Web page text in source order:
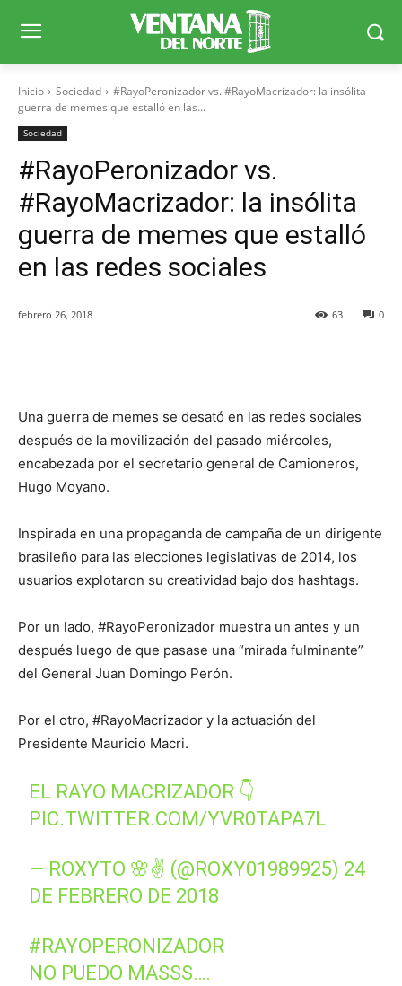
Inicio Sociedad
#RayoPeronizador vs. #RayoMacrizador: la insólita
guerra de memes que estalló en las...
Sociedad
#RayoPeronizador vs.
#RayoMacrizador: la insólita
guerra de memes que estalló
en las redes sociales
febrero 26, 2018 0
63
Una guerra de memes se desató en las redes sociales
después de la movilización del pasado miércoles,
encabezada por el secretario general de Camioneros,
Hugo Moyano.
Inspirada en una propaganda de campaña de un dirigente
brasileño para las elecciones legislativas de 2014, los
usuarios explotaron su creatividad bajo dos hashtags.
Por un lado, #RayoPeronizador muestra un antes y un
después luego de que pasase una “mirada fulminante”
del General Juan Domingo Perón.
Por el otro, #RayoMacrizador y la actuación del
Presidente Mauricio Macri.
EL RAYO MACRIZADOR 👇
PIC.TWITTER.COM/YVR0TAPA7L
— ROXYTO 🌸✌ (@ROXY01989925) 24
DE FEBRERO DE 2018
#RAYOPERONIZADOR
NO PUEDO MASSS….